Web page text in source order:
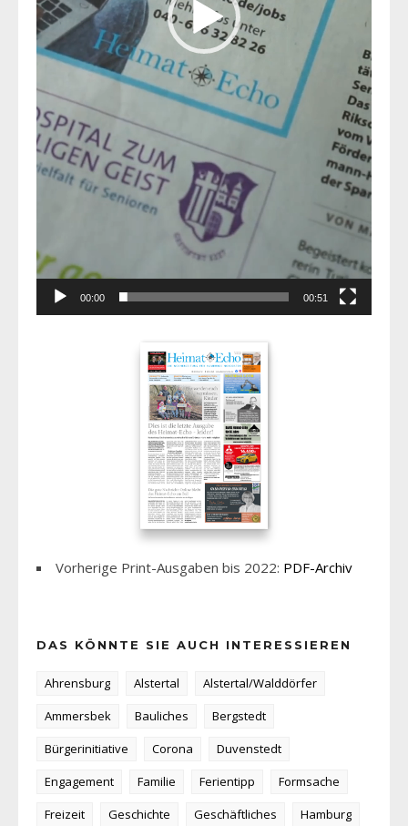
00:00 00:51
Vorherige Print-Ausgaben bis 2022: PDF-Archiv
DAS KÖNNTE SIE AUCH INTERESSIEREN
Ahrensburg Alstertal
Alstertal/Walddörfer
Ammersbek
Bauliches
Bergstedt
Bürgerinitiative
Corona
Duvenstedt
Engagement
Familie Ferientipp
Formsache
Freizeit
Geschichte Geschäftliches
Hamburg